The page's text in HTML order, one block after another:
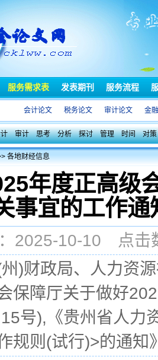
服务需求表 发表期刊 服务流程
会计论文 税务论文 审计论文 金
审计 思考 分析 探讨 管理 时间 对策
各地财经信息
年度正高级
事宜的工作
：2025-10-10 点
)财政局、人力资
保障厅关于做好
号),《贵州省人力
规则(试行)>的通